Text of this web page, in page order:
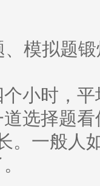
模拟题
小时，平
选择题
。一般人